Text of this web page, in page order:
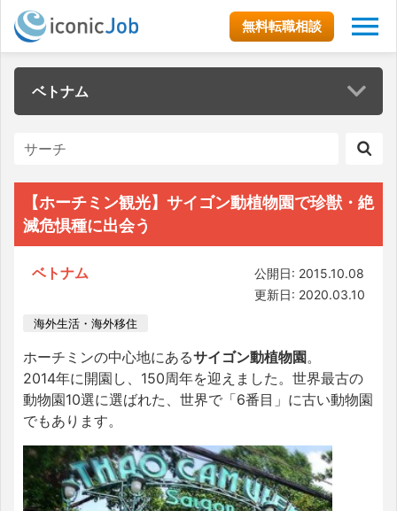
無料転職相談
ベトナム
【ホーチミン観光】サイゴン動植物園で珍獣・絶
滅危惧種に出会う
ベトナム
公開日: 2015.10.08
更新日: 2020.03.10
海外生活・海外移住
ホーチミンの中心地にあるサイゴン動植物園。
2014年に開園し、150周年を迎えました。世界最古の
動物園10選に選ばれた、世界で「6番目」に古い動物園
でもあります。